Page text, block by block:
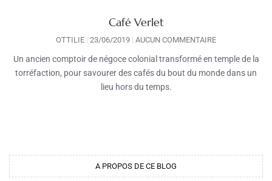
Café Verlet
OTTILIE 23/06/2019 AUCUN COMMENTAIRE
Un ancien comptoir de négoce colonial transformé en temple de la
torréfaction, pour savourer des cafés du bout du monde dans un
lieu hors du temps.
A PROPOS DE CE BLOG